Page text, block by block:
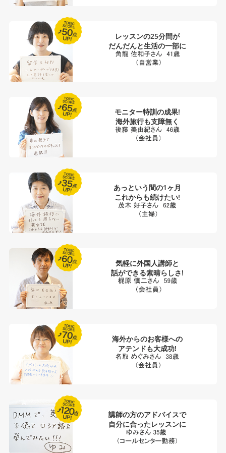
レッスンの25分間が
だんだんと生活の一部に
モニター特訓の成果!
海外旅行も支障無く
あっという間の1ヶ月
これからも続けたい!
気軽に外国人講師と
話ができる素晴らしさ!
海外からのお客様への
アテンドも大成功!
講師の方のアドバイスで
自分に合ったレッスンに